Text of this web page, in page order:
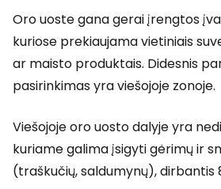
Oro uoste gana gerai įrengtos
kuriose prekiaujama vietiniais
ar maisto produktais. Didesnis
pasirinkimas yra viešojoje zonoje.
Viešojoje oro uosto dalyje yra
kuriame galima įsigyti gėrimų ir
(traškučių, saldumynų), dirbantis